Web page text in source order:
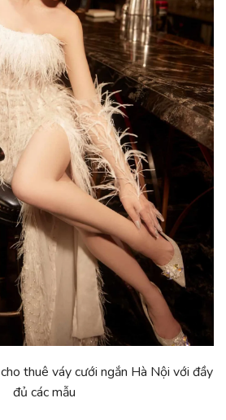
cho thuê váy cưới ngắn Hà Nội với đầy
đủ các mẫu